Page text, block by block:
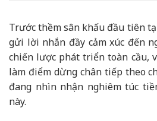
Trước thềm sân khấu đầu tiên
gửi lời nhắn đầy cảm xúc đến
chiến lược phát triển toàn cầu,
làm điểm dừng chân tiếp theo
đang nhìn nhận nghiêm túc
này.